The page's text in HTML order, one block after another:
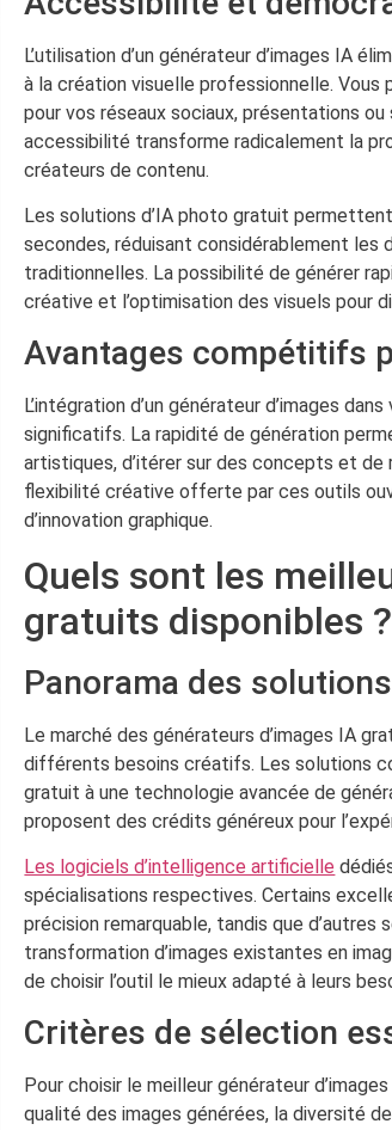
L’utilisation d’un générateur d’images IA
à la création visuelle professionnelle. Vous
pour vos réseaux sociaux, présentations
accessibilité transforme radicalement la
créateurs de contenu.
Les solutions d’IA photo gratuit
secondes, réduisant considérablement
traditionnelles. La possibilité de générer
créative et l’optimisation des visuels pour
Avantages compétitifs
L’intégration d’un générateur d’images
significatifs. La rapidité de génération
artistiques, d’itérer sur des concepts et
flexibilité créative offerte par ces outils
d’innovation graphique.
Quels sont les
gratuits disponibles ?
Panorama des
Le marché des générateurs d’images IA
différents besoins créatifs. Les solutions
gratuit à une technologie avancée de
proposent des crédits généreux pour
Les logiciels d’intelligence artificielle
spécialisations respectives. Certains
précision remarquable, tandis que
transformation d’images existantes en
de choisir l’outil le mieux adapté à leurs
Critères de sélection
Pour choisir le meilleur générateur
qualité des images générées, la diversité